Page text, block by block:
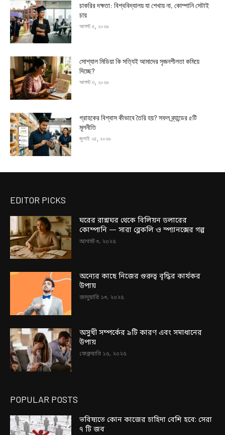
চাকরির দক্ষতা: বিশ্ববিদ্যালয় যা শেখায় না, কোম্পানি সেটাই
চায়
আগস্ট ৫, ২০২৬
সোশ্যাল মিডিয়া কি সত্যিই আমাদের সৃজনশীলতা কমিয়ে
দিচ্ছে?
আগস্ট ৩, ২০২৬
গ্রাহকের বিশ্বাস কীভাবে তৈরি হয়? সফল ব্র্যান্ডের ৫টি
মূলনীতি
জুলাই ২৫, ২০২৬
EDITOR PICKS
ঘরের রান্নাঘর থেকে বিলিয়ন ডলারের
কোম্পানি — সারা ব্লেকলি ও স্প্যানক্সের গল্প
আগস্ট ৩, ২০২৫
অন্যের কাছে নিজের গুরুত্ব বৃদ্ধির কার্যকর
উপায়
জানুয়ারি ১৩, ২০২৫
অসুখী সম্পর্কের ৯টি কারণ এবং সমাধানের
উপায়
ফেব্রুয়ারি ১৫, ২০২৫
POPULAR POSTS
ভবিষ্যতে কোন কাজের চাহিদা বেশি হবে: সেরা
৭ টি জব